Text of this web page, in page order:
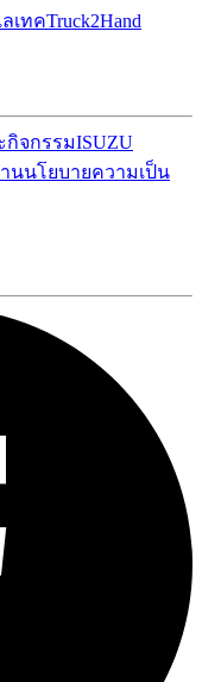
ลเทคTruck2Hand
กิจกรรมISUZU
นนโยบายความเป็น